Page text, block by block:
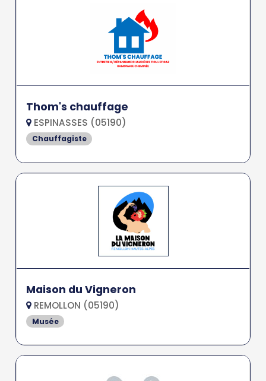
Thom's chauffage
ESPINASSES (05190)
Chauffagiste
Maison du Vigneron
REMOLLON (05190)
Musée